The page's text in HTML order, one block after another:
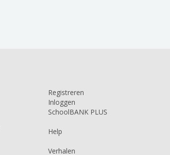
Registreren
Inloggen
SchoolBANK PLUS
Help
Verhalen